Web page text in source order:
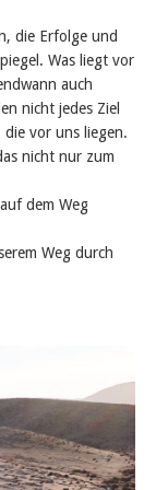
die Erfolge und
Was liegt vor
auch
nicht jedes Ziel
die vor uns liegen.
nicht nur zum
dem Weg
Weg durch